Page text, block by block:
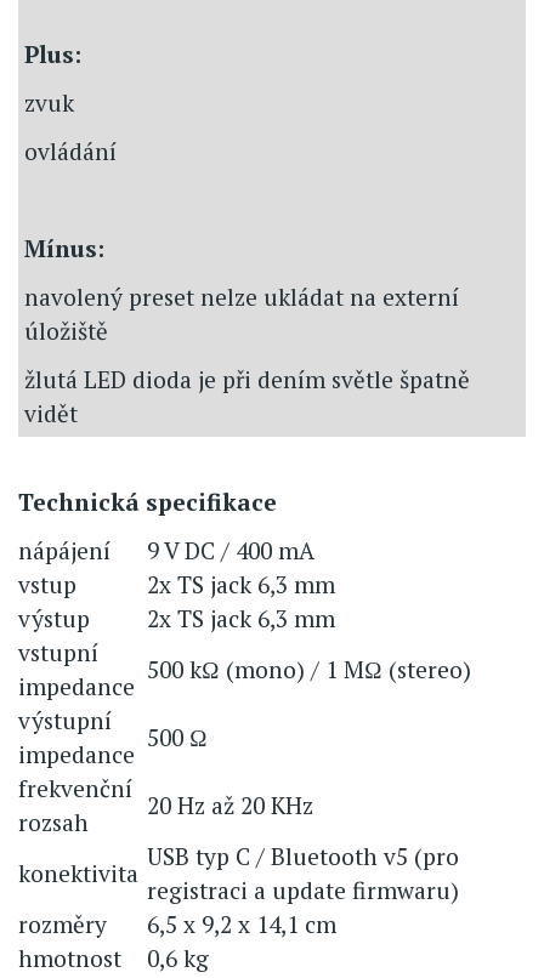
Plus:
zvuk
ovládání
Mínus:
navolený preset nelze ukládat na externí
úložiště
žlutá LED dioda je při dením světle špatně
vidět
Technická specifikace
nápájení
9 V DC / 400 mA
vstup
2x TS jack 6,3 mm
výstup
2x TS jack 6,3 mm
vstupní
impedance
500 kΩ (mono) / 1 MΩ (stereo)
výstupní
impedance
500 Ω
frekvenční
rozsah
20 Hz až 20 KHz
konektivita
USB typ C / Bluetooth v5 (pro
registraci a update firmwaru)
rozměry
6,5 x 9,2 x 14,1 cm
hmotnost
0,6 kg